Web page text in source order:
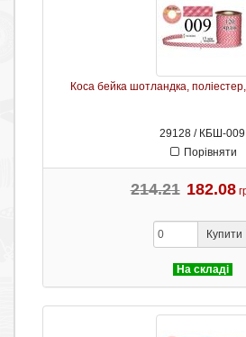
Коса бейка шотландка,
29128 / КБШ-009
Порівняти
214.21 182.08
Купити
На складі